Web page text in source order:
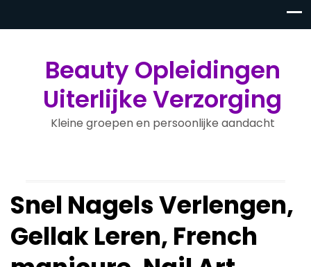
Beauty Opleidingen
Uiterlijke Verzorging
Kleine groepen en persoonlijke aandacht
Snel Nagels Verlengen,
Gellak Leren, French